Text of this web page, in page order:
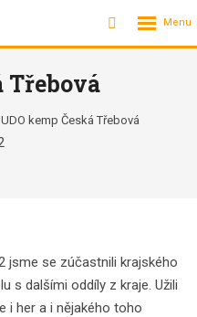
Vyhledávání
Rozbalení
menu
Třebová
kemp Česká Třebová
jsme se zúčastnili krajského
s dalšími oddíly z kraje. Užili
i her a i nějakého toho